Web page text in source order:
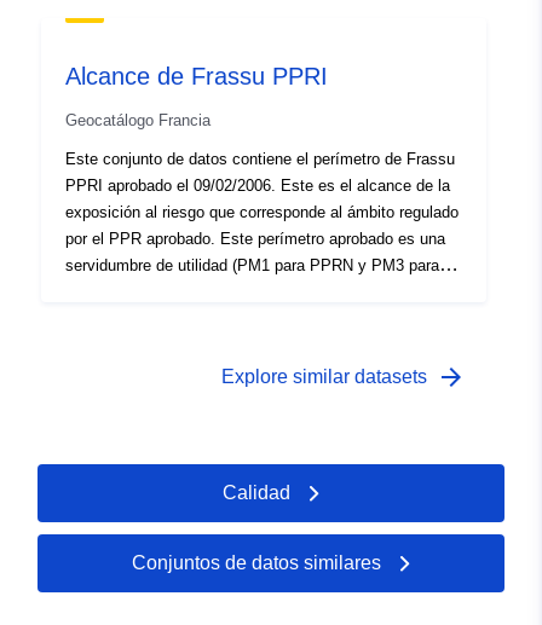
Alcance de Frassu PPRI
Geocatálogo Francia
Este conjunto de datos contiene el perímetro de Frassu
PPRI aprobado el 09/02/2006. Este es el alcance de la
exposición al riesgo que corresponde al ámbito regulado
por el PPR aprobado. Este perímetro aprobado es una
servidumbre de utilidad (PM1 para PPRN y PM3 para
Explore similar datasets arrow_forward
Calidad
Conjuntos de datos similares